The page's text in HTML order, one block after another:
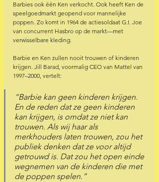
Barbies ook één Ken verkocht. Ook heeft Ken de
speelgoedmarkt geopend voor mannelijke
poppen. Zo komt in 1964 de actiesoldaat G.I. Joe
van concurrent Hasbro op de markt—met
verwisselbare kleding.
Barbie en Ken zullen nooit trouwen of kinderen
krijgen. Jill Barad, voormalig CEO van Mattel van
1997–2000, vertelt:
“Barbie kan geen kinderen krijgen.
En de reden dat ze geen kinderen
kan krijgen, is omdat ze niet kan
trouwen. Als wij haar als
merkhouders laten trouwen, zou het
publiek denken dat ze voor altijd
getrouwd is. Dat zou het open einde
wegnemen van de kinderen die met
de poppen spelen.”